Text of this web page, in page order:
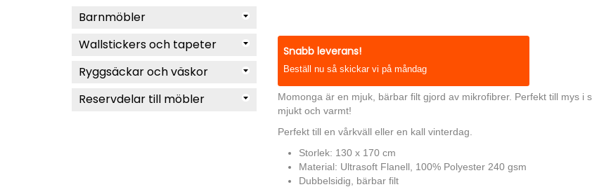
Barnmöbler
Wallstickers och tapeter
Ryggsäckar och väskor
Reservdelar till möbler
Snabb leverans!
Beställ nu så skickar vi på måndag
Momonga är en mjuk, bärbar filt gjord av mikrofibrer. Perfekt till mys i
mjukt och varmt!
Perfekt till en vårkväll eller en kall vinterdag.
Storlek: 130 x 170 cm
Material: Ultrasoft Flanell, 100% Polyester 240 gsm
Dubbelsidig, bärbar filt